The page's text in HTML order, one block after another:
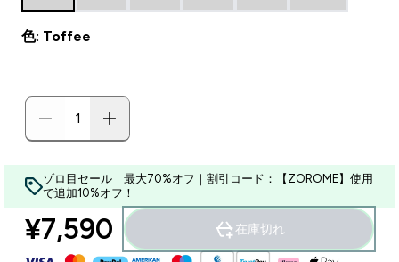
色: Toffee
ゾロ目セール｜最大70%オフ｜割引コード：【ZOROME】使用
で追加10%オフ！
¥7,590‎ 在庫切れ